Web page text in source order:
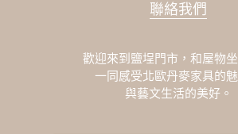
聯絡我們
歡迎來到鹽埕門市，和屋物
一同感受北歐丹麥家具的魅
與藝文生活的美好。